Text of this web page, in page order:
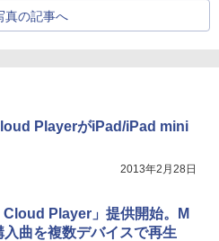
真の記事へ
PlayerがiPad/iPad mini
2013年2月28日
Cloud Player」提供開始。M
入曲を複数デバイスで再生